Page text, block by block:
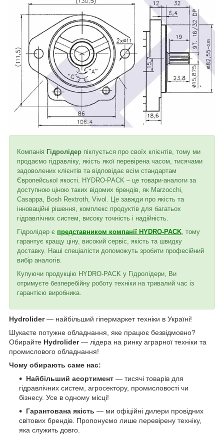
Компанія Гідролідер піклується про своїх клієнтів, тому ми
продаємо гідравліку, якість якої перевірена часом, тисячами
задоволених клієнтів та відповідає всім стандартам
Європейської якості. HYDRO-PACK – це товари-аналоги за
доступною ціною таких відомих брендів, як Marzocchi,
Casappa, Bosh Rextroth, Vivol. Це завжди про якість та
інноваційні рішення, комплекс продуктів для багатьох
гідравлічних систем, високу точність і надійність.
Гідролідер є представником компанії HYDRO-PACK, тому
гарантує кращу ціну, високий сервіс, якість та швидку
доставку. Наші спеціалісти допоможуть зробити професійний
вибір аналогів.
Купуючи продукцію HYDRO-PACK у Гідролідери, Ви
отримуєте безперебійну роботу техніки на тривалий час із
гарантією виробника.
Hydrolider— найбільший гіпермаркет техніки в Україні!
Шукаєте потужне обладнання, яке працює безвідмовно?
Обирайте Hydrolider— лідера на ринку аграрної техніки та
промислового обладнання!
Чому обирають саме нас:
Найбільший асортимент — тисячі товарів для
гідравлічних систем, агросектору, промисловості чи
бізнесу. Усе в одному місці!
Гарантована якість — ми офіційні дилери провідних
світових брендів. Пропонуємо лише перевірену техніку,
яка служить довго.